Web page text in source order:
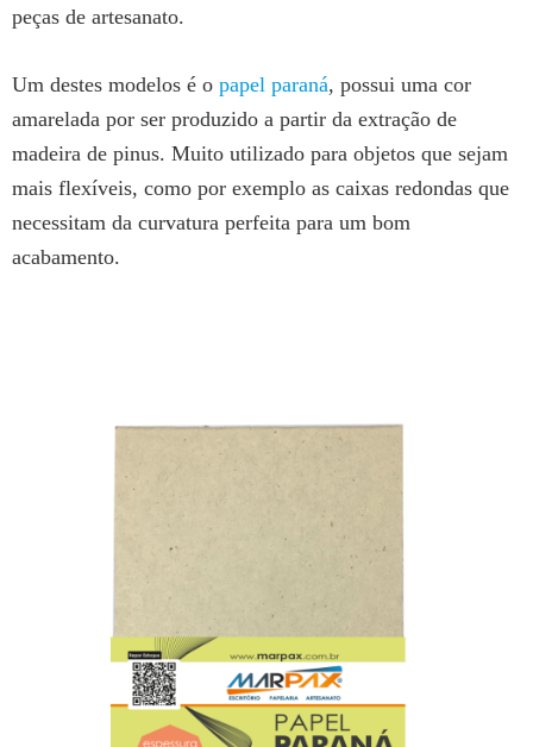
peças de artesanato.
Um destes modelos é o papel paraná, possui uma cor
amarelada por ser produzido a partir da extração de
madeira de pinus. Muito utilizado para objetos que sejam
mais flexíveis, como por exemplo as caixas redondas que
necessitam da curvatura perfeita para um bom
acabamento.